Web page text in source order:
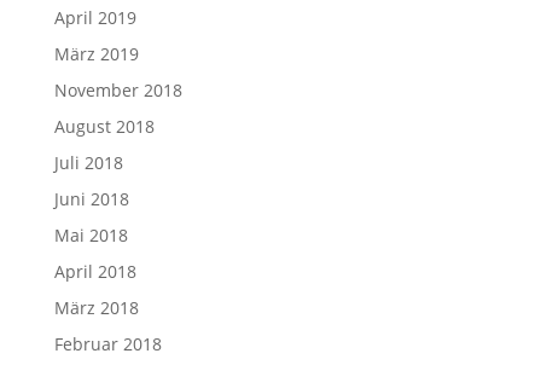
April 2019
März 2019
November 2018
August 2018
Juli 2018
Juni 2018
Mai 2018
April 2018
März 2018
Februar 2018